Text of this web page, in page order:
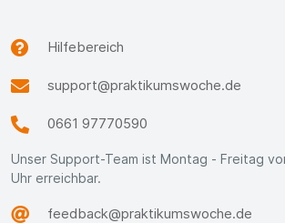
Hilfebereich
support@praktikumswoche.de
0661 97770590
Unser Support-Team ist Montag - Freitag
Uhr erreichbar.
feedback@praktikumswoche.de